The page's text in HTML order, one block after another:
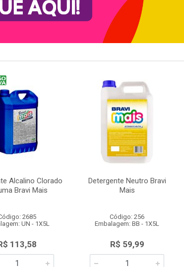
Alcalino Clorado
Bravi Mais
2685
UN - 1X5L
113,58
Detergente Neutro Bravi
Mais
Código: 256
Embalagem: BB - 1X5L
R$ 59,99